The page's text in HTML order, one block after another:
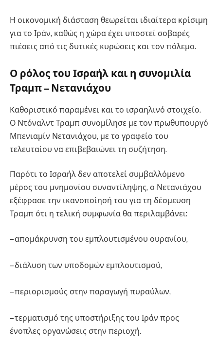
Η οικονομική διάσταση θεωρείται ιδιαίτερα κρίσιμη
για το Ιράν, καθώς η χώρα έχει υποστεί σοβαρές
πιέσεις από τις δυτικές κυρώσεις και τον πόλεμο.
Ο ρόλος του Ισραήλ και η συνομιλία
Τραμπ – Νετανιάχου
Καθοριστικό παραμένει και το ισραηλινό στοιχείο.
Ο Ντόναλντ Τραμπ συνομίλησε με τον πρωθυπουργό
Μπενιαμίν Νετανιάχου, με το γραφείο του
τελευταίου να επιβεβαιώνει τη συζήτηση.
Παρότι το Ισραήλ δεν αποτελεί συμβαλλόμενο
μέρος του μνημονίου συναντίληψης, ο Νετανιάχου
εξέφρασε την ικανοποίησή του για τη δέσμευση
Τραμπ ότι η τελική συμφωνία θα περιλαμβάνει:
– απομάκρυνση του εμπλουτισμένου ουρανίου,
– διάλυση των υποδομών εμπλουτισμού,
– περιορισμούς στην παραγωγή πυραύλων,
– τερματισμό της υποστήριξης του Ιράν προς
ένοπλες οργανώσεις στην περιοχή.